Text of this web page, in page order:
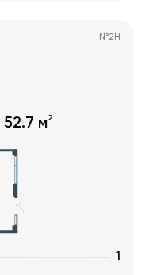
№2Н
52.7 м2
1